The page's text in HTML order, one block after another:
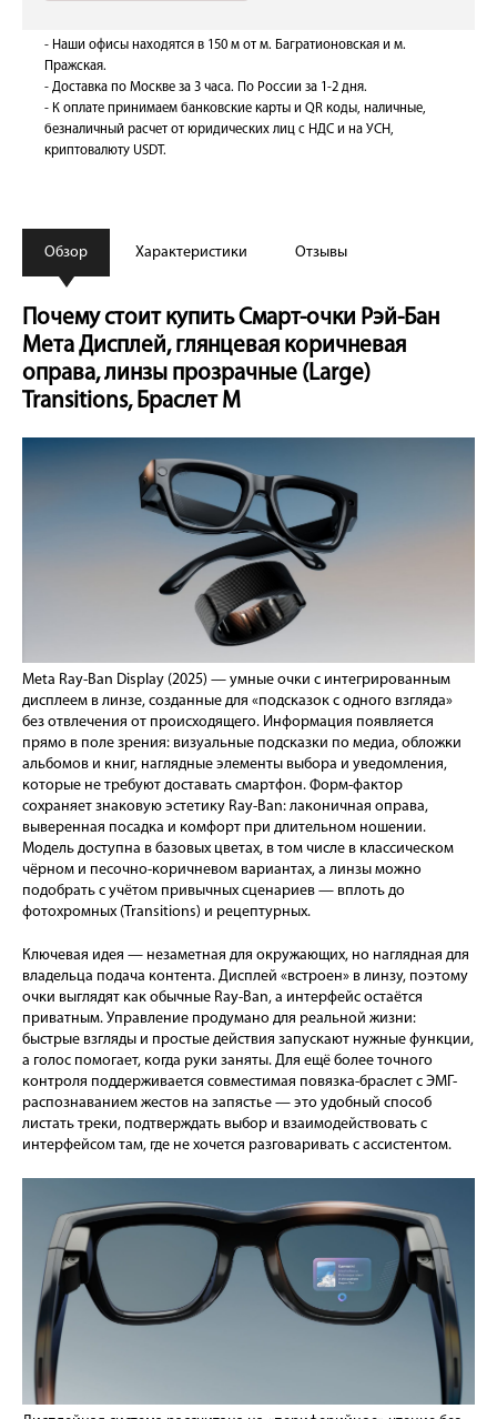
- Наши офисы находятся в 150 м от м. Багратионовская и м.
Пражская.
- Доставка по Москве за 3 часа. По России за 1-2 дня.
- К оплате принимаем банковские карты и QR коды, наличные,
безналичный расчет от юридических лиц с НДС и на УСН,
криптовалюту USDT.
Обзор Характеристики Отзывы
Почему стоит купить Смарт-очки Рэй-Бан
Мета Дисплей, глянцевая коричневая
оправа, линзы прозрачные (Large)
Transitions, Браслет M
Meta Ray-Ban Display (2025) — умные очки с интегрированным
дисплеем в линзе, созданные для «подсказок с одного взгляда»
без отвлечения от происходящего. Информация появляется
прямо в поле зрения: визуальные подсказки по медиа, обложки
альбомов и книг, наглядные элементы выбора и уведомления,
которые не требуют доставать смартфон. Форм-фактор
сохраняет знаковую эстетику Ray-Ban: лаконичная оправа,
выверенная посадка и комфорт при длительном ношении.
Модель доступна в базовых цветах, в том числе в классическом
чёрном и песочно-коричневом вариантах, а линзы можно
подобрать с учётом привычных сценариев — вплоть до
фотохромных (Transitions) и рецептурных.
Ключевая идея — незаметная для окружающих, но наглядная для
владельца подача контента. Дисплей «встроен» в линзу, поэтому
очки выглядят как обычные Ray-Ban, а интерфейс остаётся
приватным. Управление продумано для реальной жизни:
быстрые взгляды и простые действия запускают нужные функции,
а голос помогает, когда руки заняты. Для ещё более точного
контроля поддерживается совместимая повязка-браслет с ЭМГ-
распознаванием жестов на запястье — это удобный способ
листать треки, подтверждать выбор и взаимодействовать с
интерфейсом там, где не хочется разговаривать с ассистентом.